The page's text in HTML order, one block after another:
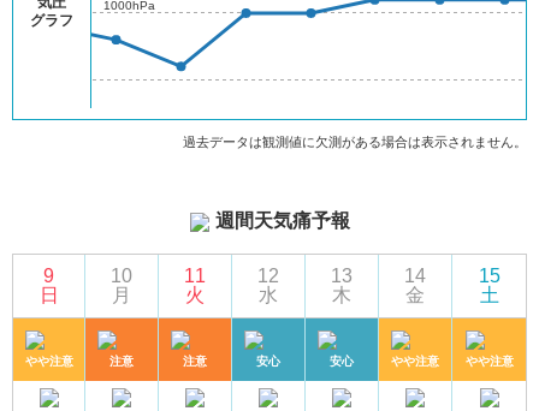
グラフ
1000hPa
過去データは観測値に欠測がある場合は表示されません。
週間天気痛予報
9
日
やや注意
10
月
注意
11
火
注意
12
水
安心
13
木
安心
14
金
やや注意
15
土
やや注意